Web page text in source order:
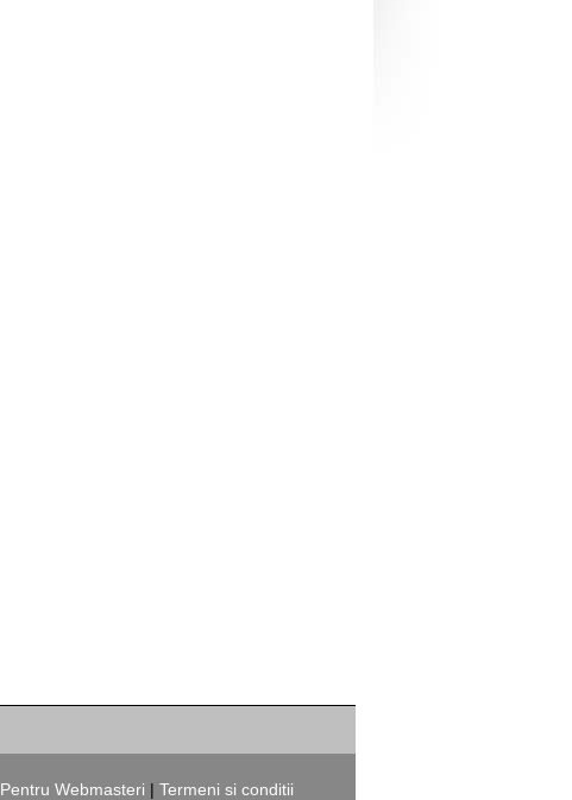
Pentru Webmasteri | Termeni si conditii